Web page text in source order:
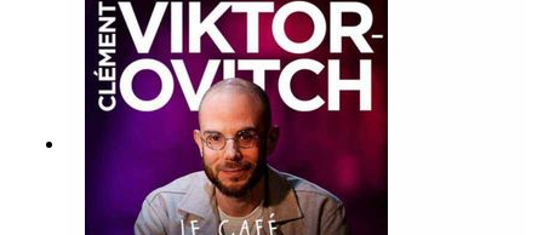
twitch.tv/clemovitch🦋 Bluesky:
https://bsky.app/profile/clemovitch.com📷
Instagram : instagram.com/clemovitch/🧵
Threads : threads.net/@clemovitch📱 TikTok :
tiktok.com/@clemovitch💬 Discord :
discord.gg/clemovitch-922206054308266014